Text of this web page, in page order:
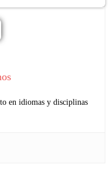
en idiomas y disciplinas